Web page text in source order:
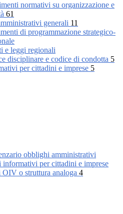
normativi su organizzazione e
61
generali 11
di programmazione strategico-
e leggi regionali
disciplinare e codice di condotta 5
per cittadini e imprese 5
obblighi amministrativi
informativi per cittadini e imprese
OIV o struttura analoga 4